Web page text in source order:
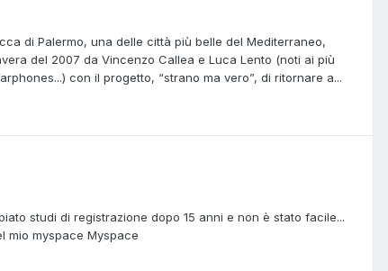
di Palermo, una delle città più belle del Mediterraneo,
del 2007 da Vincenzo Callea e Luca Lento (noti ai più
con il progetto, “strano ma vero”, di ritornare a...
studi di registrazione dopo 15 anni e non è stato facile...
mio myspace Myspace